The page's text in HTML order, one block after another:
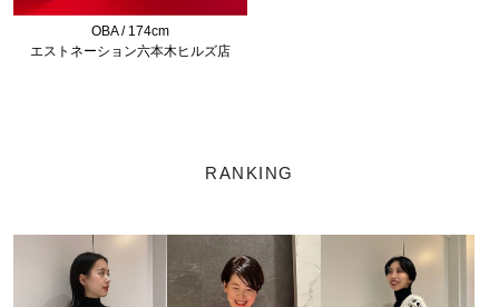
OBA / 174cm
エストネーション六本木ヒルズ店
RANKING